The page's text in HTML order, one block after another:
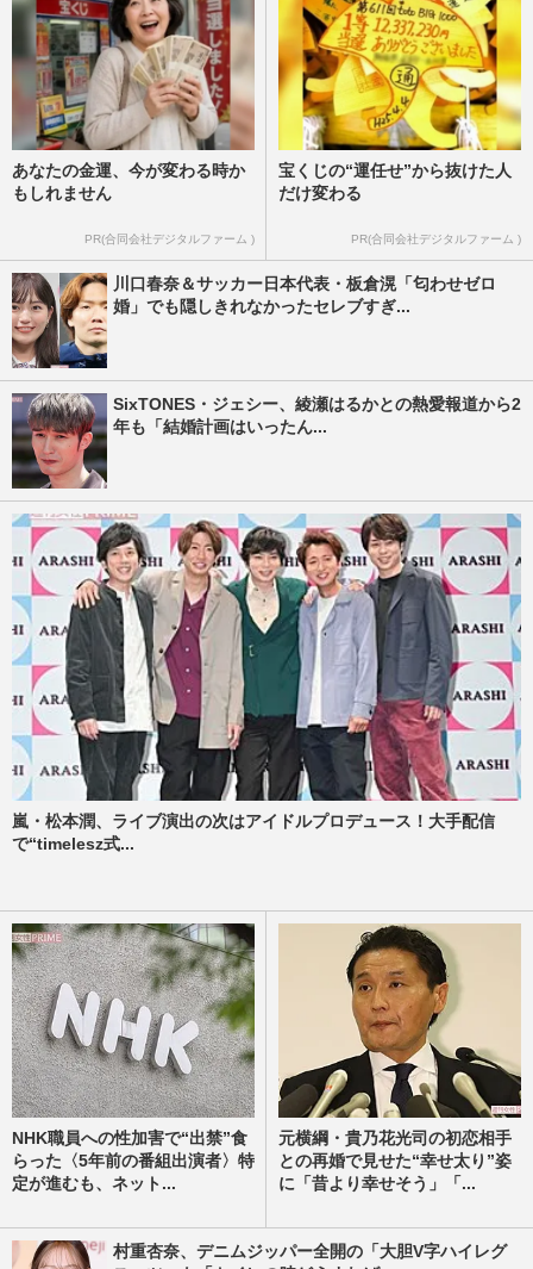
あなたの金運、今が変わる時か
もしれません
PR(合同会社デジタルファーム )
宝くじの“運任せ”から抜けた人
だけ変わる
PR(合同会社デジタルファーム )
川口春奈＆サッカー日本代表・板倉滉「匂わせゼロ
婚」でも隠しきれなかったセレブすぎ...
SixTONES・ジェシー、綾瀬はるかとの熱愛報道から2
年も「結婚計画はいったん...
嵐・松本潤、ライブ演出の次はアイドルプロデュース！大手配信
で“timelesz式...
NHK職員への性加害で“出禁”食
らった〈5年前の番組出演者〉特
定が進むも、ネット...
元横綱・貴乃花光司の初恋相手
との再婚で見せた“幸せ太り”姿
に「昔より幸せそう」「...
村重杏奈、デニムジッパー全開の「大胆V字ハイレグ